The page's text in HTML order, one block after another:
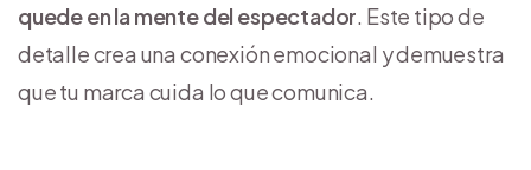
quede en la mente del espectador. Este tipo de
detalle crea una conexión emocional y demuestra
que tu marca cuida lo que comunica.